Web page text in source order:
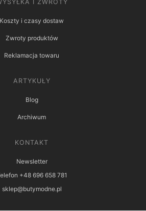
I ZWROTY
Koszty i czasy dostaw
Zwroty produktów
Reklamacja towaru
ARTYKUŁY
Blog
Archiwum
KONTAKT
Newsletter
+48 696 658 781
sklep@butymodne.pl